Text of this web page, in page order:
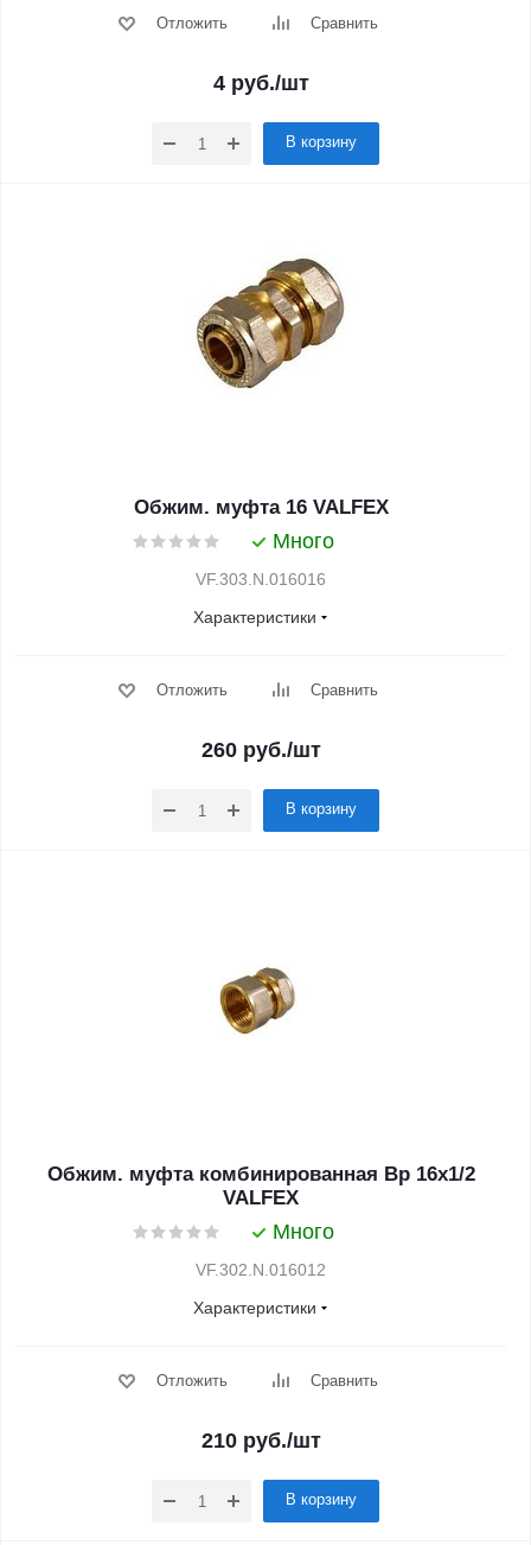
Отложить Сравнить
4 руб./шт
В корзину
Обжим. муфта 16 VALFEX
Много
VF.303.N.016016
Характеристики
Отложить Сравнить
260 руб./шт
В корзину
Обжим. муфта комбинированная Вр 16х1/2
VALFEX
Много
VF.302.N.016012
Характеристики
Отложить Сравнить
210 руб./шт
В корзину